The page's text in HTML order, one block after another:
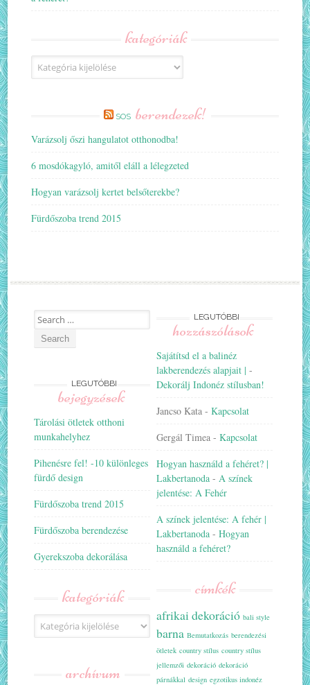
kategóriák
Kategóriák
SOS berendezek!
Varázsolj őszi hangulatot otthonodba!
6 mosdókagyló, amitől eláll a lélegzeted
Hogyan varázsolj kertet belsőterekbe?
Fürdőszoba trend 2015
Search
for:
LEGUTÓBBI
bejegyzések
Tárolási ötletek otthoni
munkahelyhez
Pihenésre fel! -10 különleges
fürdő design
Fürdőszoba trend 2015
Fürdőszoba berendezése
Gyerekszoba dekorálása
kategóriák
Kategóriák
archívum
LEGUTÓBBI
hozzászólások
Sajátítsd el a balinéz
lakberendezés alapjait | -
Dekorálj Indonéz stílusban!
Jancso Kata -Kapcsolat
Gergál Timea -Kapcsolat
Hogyan használd a fehéret? |
Lakbertanoda -A színek
jelentése: A Fehér
A színek jelentése: A fehér |
Lakbertanoda -Hogyan
használd a fehéret?
címkék
afrikai dekoráció bali style
barna Bemutatkozás berendezési
ötletek country stílus country stílus
jellemzői dekoráció dekoráció
párnákkal design egzotikus indonéz